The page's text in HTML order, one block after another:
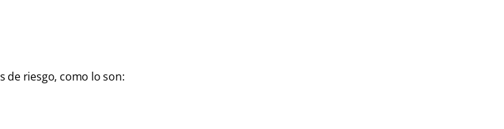
de riesgo, como lo son: